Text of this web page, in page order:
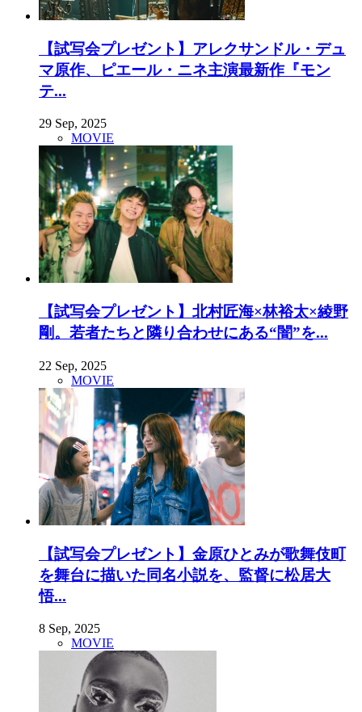
【試写会プレゼント】アレクサンドル・デュ
マ原作、ピエール・ニネ主演最新作『モン
テ...
29 Sep, 2025
MOVIE
【試写会プレゼント】北村匠海×林裕太×綾野
剛。若者たちと隣り合わせにある“闇”を...
22 Sep, 2025
MOVIE
【試写会プレゼント】金原ひとみが歌舞伎町
を舞台に描いた同名小説を、監督に松居大
悟...
8 Sep, 2025
MOVIE